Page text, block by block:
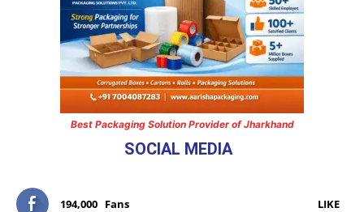
Best Packaging Solution Provider of Jharkhand
SOCIAL MEDIA
194,000 Fans LIKE